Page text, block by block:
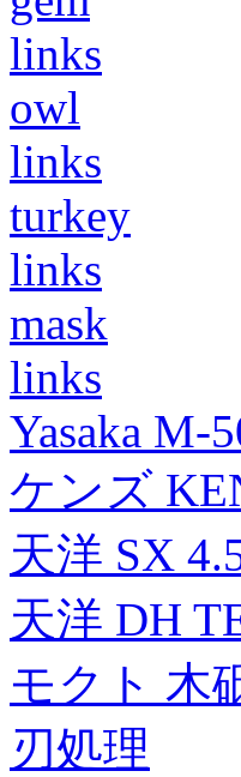
links
owl
links
turkey
links
mask
links
Yasaka M-
ケンズ
天洋 SX
天洋 DH
モクト 木
刃処理